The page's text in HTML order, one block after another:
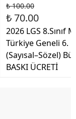
₺ 100.00
₺ 70.00
2026 LGS 8.Sınıf
Türkiye Geneli 6.
(Sayısal–Sözel)
BASKI ÜCRETİ